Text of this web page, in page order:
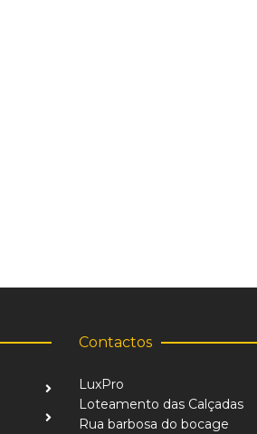
Contactos
LuxPro
Loteamento das Calçadas
Rua barbosa do bocage